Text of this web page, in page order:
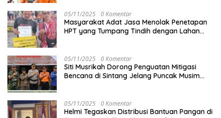
05/11/2025 0 Komentar
Masyarakat Adat Jasa Menolak Penetapan
HPT yang Tumpang Tindih dengan Lahan
05/11/2025 0 Komentar
Siti Musrikah Dorong Penguatan Mitigasi
Bencana di Sintang Jelang Puncak Musim
05/11/2025 0 Komentar
Helmi Tegaskan Distribusi Bantuan Pangan di